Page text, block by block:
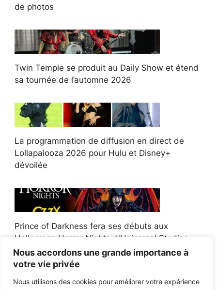
Nous accordons une grande importance à
votre vie privée
Nous utilisons des cookies pour améliorer votre expérience
de photos
Twin Temple se produit au Daily Show et étend
sa tournée de l’automne 2026
La programmation de diffusion en direct de
Lollapalooza 2026 pour Hulu et Disney+
dévoilée
Prince of Darkness fera ses débuts aux
Halloween Horror Nights d'Universal Studios